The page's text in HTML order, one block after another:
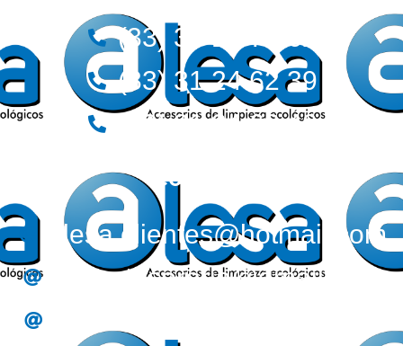
(33) 36 12 72 62
(33) 31 24 62 39
(33) 31 24 62 40
Correos:
alesa.clientes@hotmail.com
alesa.tesoreria@gmail.com